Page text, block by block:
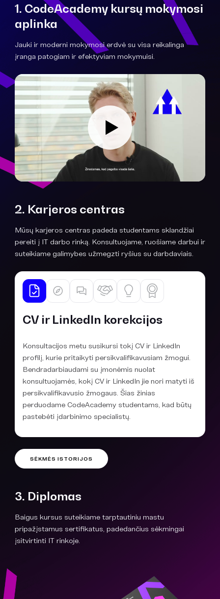
1. CodeAcademy kursų mokymosi
aplinka
Jauki ir moderni mokymosi erdvė su visa reikalinga
įranga patogiam ir efektyviam mokymuisi.
2. Karjeros centras
Mūsų karjeros centras padeda studentams sklandžiai
pereiti į IT darbo rinką. Konsultuojame, ruošiame darbui ir
suteikiame galimybes užmegzti ryšius su darbdaviais.
CV ir LinkedIn korekcijos
Konsultacijos metu susikursi tokį CV ir LinkedIn
profilį, kurie pritaikyti persikvalifikavusiam žmogui.
Bendradarbiaudami su įmonėmis nuolat
konsultuojamės, kokį CV ir LinkedIn jie nori matyti iš
persikvalifikavusio žmogaus. Šias žinias
perduodame CodeAcademy studentams, kad būtų
pastebėti įdarbinimo specialistų.
SĖKMĖS ISTORIJOS
3. Diplomas
Baigus kursus suteikiame tarptautiniu mastu
pripažįstamus sertifikatus, padedančius sėkmingai
įsitvirtinti IT rinkoje.